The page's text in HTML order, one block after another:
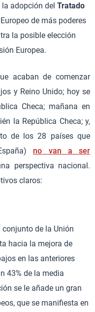
adopción del Tratado
de más poderes
la posible elección
Europea.
acaban de comenzar
y Reino Unido; hoy se
Checa; mañana en
la República Checa; y,
de los 28 países que
no van a ser
perspectiva nacional.
claros:
de la Unión
hacia la mejora de
en las anteriores
43% de la media
se le añade un gran
que se manifiesta en